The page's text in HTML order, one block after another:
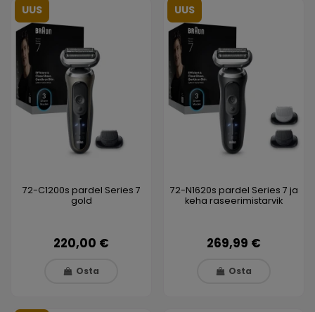
UUS
72-C1200s pardel Series 7
gold
220,00 €
Osta
UUS
72-N1620s pardel Series 7 ja
keha raseerimistarvik
269,99 €
Osta